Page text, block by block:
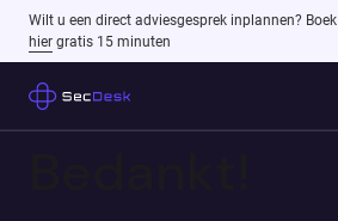
Wilt u een direct adviesgesprek inplannen? Boek
hier gratis 15 minuten